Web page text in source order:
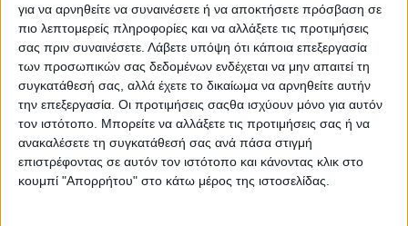
για να αρνηθείτε να συναινέσετε ή να αποκτήσετε πρόσβαση σε
πιο λεπτομερείς πληροφορίες και να αλλάξετε τις προτιμήσεις
σας πριν συναινέσετε. Λάβετε υπόψη ότι κάποια επεξεργασία
των προσωπικών σας δεδομένων ενδέχεται να μην απαιτεί τη
συγκατάθεσή σας, αλλά έχετε το δικαίωμα να αρνηθείτε αυτήν
την επεξεργασία. Οι προτιμήσεις σαςθα ισχύουν μόνο για αυτόν
τον ιστότοπο. Μπορείτε να αλλάξετε τις προτιμήσεις σας ή να
ανακαλέσετε τη συγκατάθεσή σας ανά πάσα στιγμή
επιστρέφοντας σε αυτόν τον ιστότοπο και κάνοντας κλικ στο
κουμπί "Απορρήτου" στο κάτω μέρος της ιστοσελίδας.